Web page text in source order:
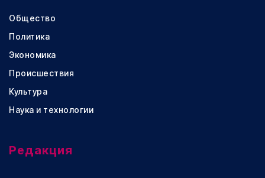
Общество
Политика
Экономика
Происшествия
Культура
Наука и технологии
Редакция